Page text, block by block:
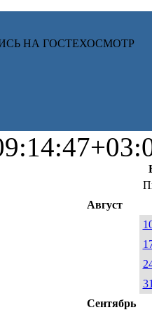
НА ГОСТЕХОСМОТР
Август
Сентябрь